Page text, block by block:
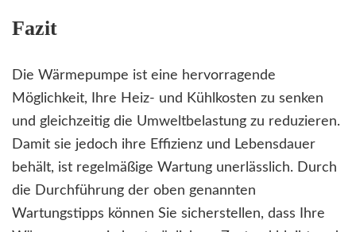
Fazit
Die Wärmepumpe ist eine hervorragende
Möglichkeit, Ihre Heiz- und Kühlkosten zu senken
und gleichzeitig die Umweltbelastung zu reduzieren.
Damit sie jedoch ihre Effizienz und Lebensdauer
behält, ist regelmäßige Wartung unerlässlich. Durch
die Durchführung der oben genannten
Wartungstipps können Sie sicherstellen, dass Ihre